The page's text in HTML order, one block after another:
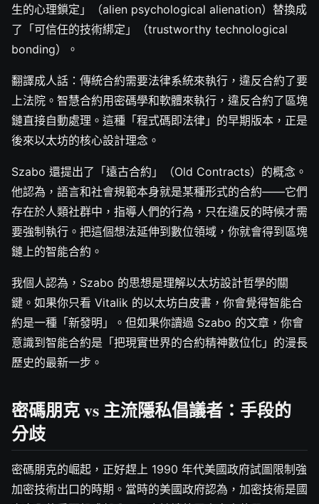
生的心理鎖定」（alien psychological alienation）替換成
了「可信任的技術綁定」（trustworthy technological
bonding）。
翻譯成人話：傳統合約需要法律系統來執行，違反合約了要
上法院。智慧合約用密碼學和軟體來執行，違反合約了區塊
鏈直接自動處理。這種「程式碼即法律」的早期版本，正是
後來以太坊的核心設計理念。
Szabo 還提出了「遠古合約」（Old Contracts）的概念。
他認為，語言和社會規範本身就是某種形式的合約——它們
存在於人類社群中，指導人們的行為，只在違反的時候才需
要強制執行。把這個想法延伸到數位領域，你就會得到區塊
鏈上的智能合約。
我個人認為，Szabo 的思想是理解以太坊設計哲學的關
鍵。如果你只看 Vitalik 的以太坊白皮書，你會覺得智能合
約是一種「新發明」。但如果你讀過 Szabo 的文章，你會
意識到智能合約是「把現實世界的合約精神數位化」的漫長
歷史的最新一步。
密碼朋克 vs 主流隱私倡議者：手段的
分歧
密碼朋克的崛起，正好趕上 1990 年代美國政府試圖限制強
加密技術出口的時期。當時的美國政府認為，加密技術是國